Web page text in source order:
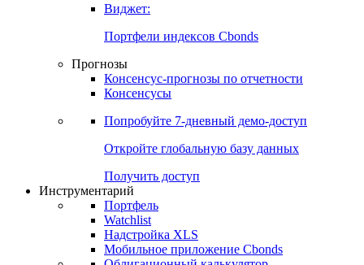
Виджет:
Портфели индексов Cbonds
Прогнозы
Консенсус-прогнозы по отчетности
Консенсусы
Попробуйте 7-дневный демо-доступ
Откройте глобальную базу данных
Получить доступ
Инструментарий
Портфель
Watchlist
Надстройка XLS
Мобильное приложение Cbonds